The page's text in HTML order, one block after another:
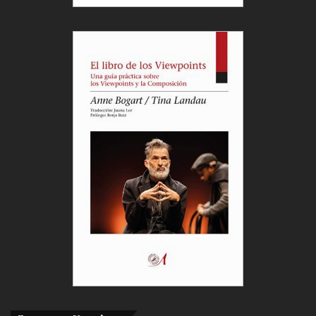
madrileños, las condiciones de colaboración de las
instituciones con los locales de exhibición privados,
ayuntamientos y comunidades de España, las
pautas de actuación que favorezcan la promoción y
desarrollo de nuevos creadores y nuevos públicos,
las políticas de impulso del teatro infantil y juvenil,
los criterios encaminados a dotar de estabilidad a
las compañías y a los creadores teatrales, etc…
Madrid aún está en condiciones de volver a ser una
de las capitales europeas del teatro; puede y debe
conciliar su condición de gran exhibidora del teatro
foráneo con la atención, el fomento y el desarrollo
de su propia creación escénica. Ante el hecho de
que la dinámica actual convierte a muestra ciudad
en un mero recinto ferial de espectáculos en tanto